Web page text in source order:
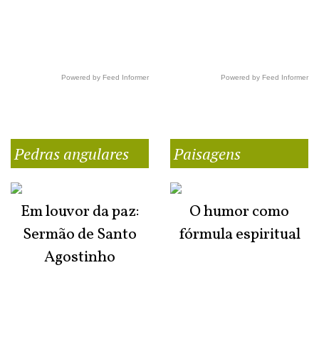
Powered by Feed Informer Powered by Feed Informer
Pedras angulares
Em louvor da paz:
Sermão de Santo
Agostinho
Paisagens
O humor como
fórmula espiritual